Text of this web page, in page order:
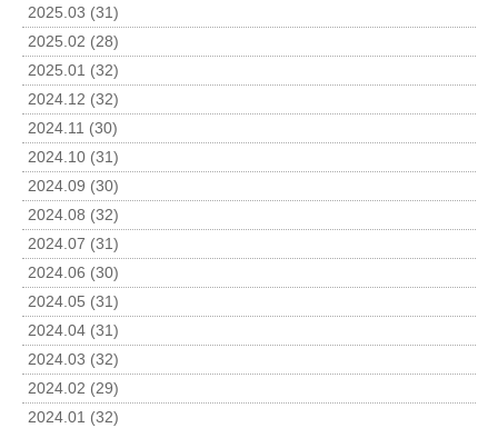
2025.03 (31)
2025.02 (28)
2025.01 (32)
2024.12 (32)
2024.11 (30)
2024.10 (31)
2024.09 (30)
2024.08 (32)
2024.07 (31)
2024.06 (30)
2024.05 (31)
2024.04 (31)
2024.03 (32)
2024.02 (29)
2024.01 (32)